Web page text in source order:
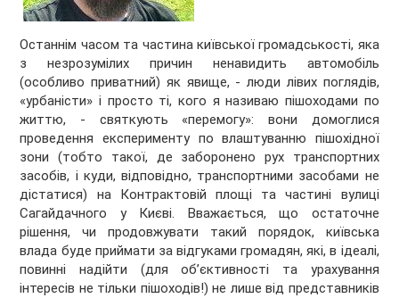
Останнім часом та частина київської громадськості, яка
з незрозумілих причин ненавидить автомобіль
(особливо приватний) як явище, - люди лівих поглядів,
«урбаністи» і просто ті, кого я називаю пішоходами по
життю, - святкують «перемогу»: вони домоглися
проведення експерименту по влаштуванню пішохідної
зони (тобто такої, де заборонено рух транспортних
засобів, і куди, відповідно, транспортними засобами не
дістатися) на Контрактовій площі та частині вулиці
Сагайдачного у Києві. Вважається, що остаточне
рішення, чи продовжувати такий порядок, київська
влада буде приймати за відгуками громадян, які, в ідеалі,
повинні надійти (для об’єктивності та урахування
інтересів не тільки пішоходів!) не лише від представників